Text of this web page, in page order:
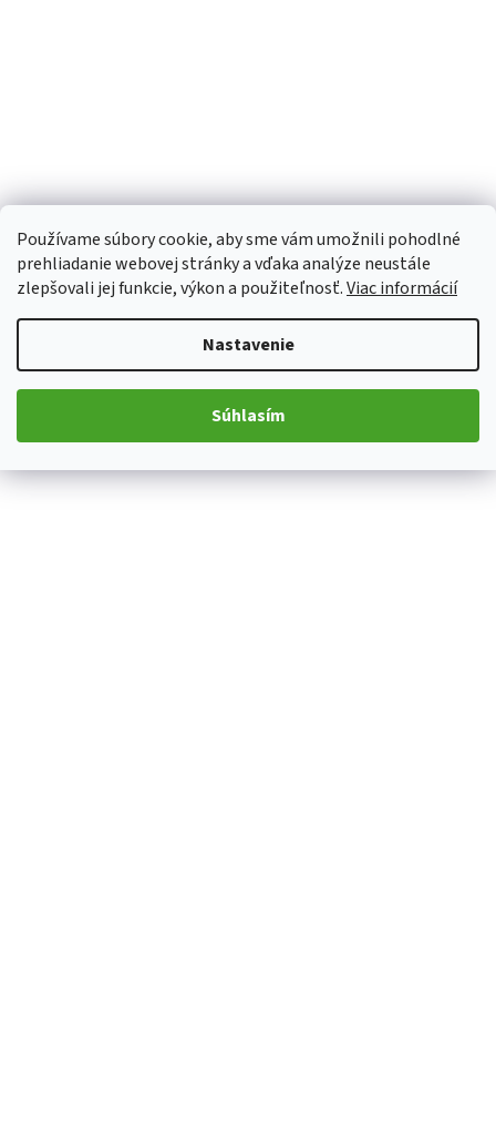
Používame súbory cookie, aby sme vám umožnili pohodlné
prehliadanie webovej stránky a vďaka analýze neustále
zlepšovali jej funkcie, výkon a použiteľnosť.Viac informácií
Nastavenie
Súhlasím